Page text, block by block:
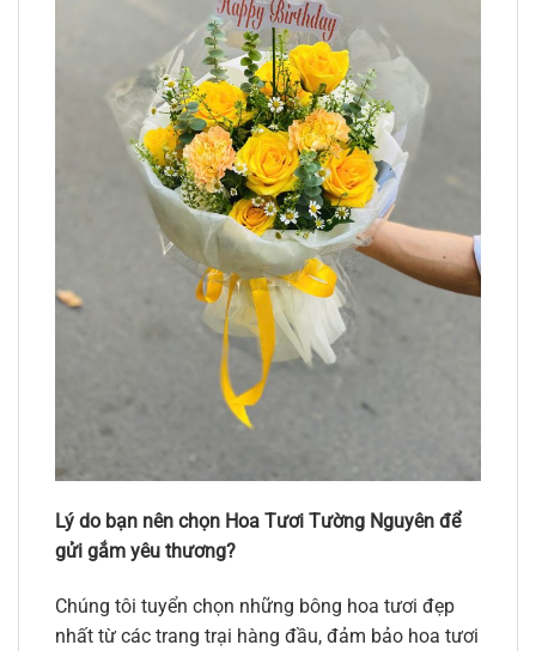
Lý do bạn nên chọn Hoa Tươi Tường Nguyên để
gửi gắm yêu thương?
Chúng tôi tuyển chọn những bông hoa tươi đẹp
nhất từ các trang trại hàng đầu, đảm bảo hoa tươi